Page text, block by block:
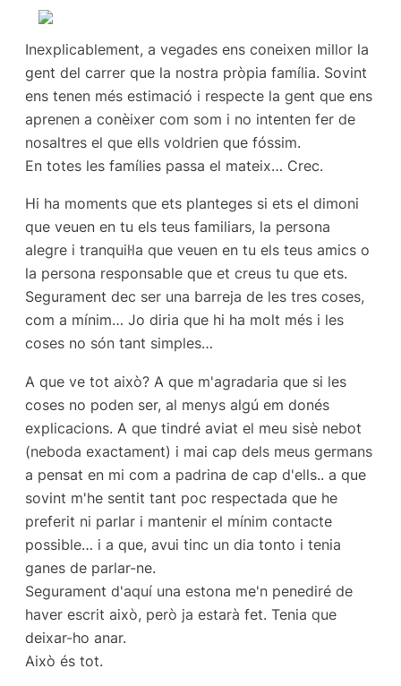
Inexplicablement, a vegades ens coneixen millor la
gent del carrer que la nostra pròpia família. Sovint
ens tenen més estimació i respecte la gent que ens
aprenen a conèixer com som i no intenten fer de
nosaltres el que ells voldrien que fóssim.
En totes les famílies passa el mateix… Crec.
Hi ha moments que ets planteges si ets el dimoni
que veuen en tu els teus familiars, la persona
alegre i tranquil·la que veuen en tu els teus amics o
la persona responsable que et creus tu que ets.
Segurament dec ser una barreja de les tres coses,
com a mínim… Jo diria que hi ha molt més i les
coses no són tant simples…
A que ve tot això? A que m'agradaria que si les
coses no poden ser, al menys algú em donés
explicacions. A que tindré aviat el meu sisè nebot
(neboda exactament) i mai cap dels meus germans
a pensat en mi com a padrina de cap d'ells.. a que
sovint m'he sentit tant poc respectada que he
preferit ni parlar i mantenir el mínim contacte
possible… i a que, avui tinc un dia tonto i tenia
ganes de parlar-ne.
Segurament d'aquí una estona me'n penediré de
haver escrit això, però ja estarà fet. Tenia que
deixar-ho anar.
Això és tot.